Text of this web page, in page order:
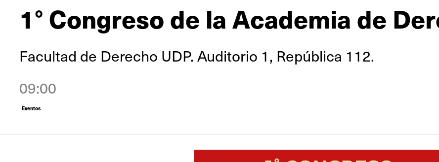
1° Congreso de la Academia de
Facultad de Derecho UDP. Auditorio 1, República 112.
09:00
Eventos